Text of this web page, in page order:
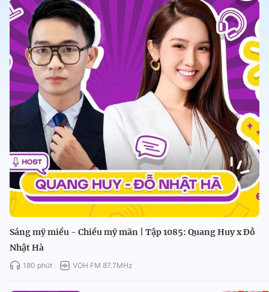
Sáng mỹ miều - Chiều mỹ mãn | Tập 1085: Quang Huy x Đỗ
Nhật Hà
180 phút VOH FM 87.7MHz